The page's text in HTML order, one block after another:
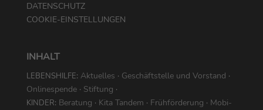
DATENSCHUTZ
COOKIE-EINSTELLUNGEN
INHALT
LEBENS­HIL­FE: Aktu­el­les · Geschäfts­tel­le und Vor­stand ·
Online­spen­de· Stif­tung ·
KIN­DER: Bera­tung · Kita Tan­dem · Früh­för­de­rung · Mobi­